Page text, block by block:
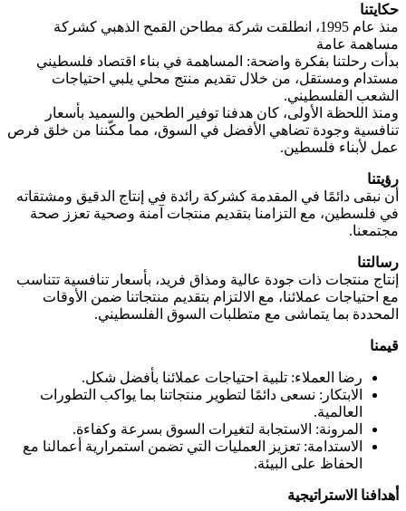
حكايتنا
منذ عام 1995، انطلقت شركة مطاحن القمح الذهبي كشركة
مساهمة عامة
بدأت رحلتنا بفكرة واضحة: المساهمة في بناء اقتصاد فلسطيني
مستدام ومستقل، من خلال تقديم منتج محلي يلبي احتياجات
الشعب الفلسطيني.
ومنذ اللحظة الأولى، كان هدفنا توفير الطحين والسميد بأسعار
تنافسية وجودة تضاهي الأفضل في السوق، مما مكّننا من خلق فرص
عمل لأبناء فلسطين.
رؤيتنا
أن نبقى دائمًا في المقدمة كشركة رائدة في إنتاج الدقيق ومشتقاته
في فلسطين، مع التزامنا بتقديم منتجات آمنة وصحية تعزز صحة
مجتمعنا.
رسالتنا
إنتاج منتجات ذات جودة عالية ومذاق فريد، بأسعار تنافسية تتناسب
مع احتياجات عملائنا، مع الالتزام بتقديم منتجاتنا ضمن الأوقات
المحددة بما يتماشى مع متطلبات السوق الفلسطيني.
قيمنا
رضا العملاء: تلبية احتياجات عملائنا بأفضل شكل.
الابتكار: نسعى دائمًا لتطوير منتجاتنا بما يواكب التطورات
العالمية.
المرونة: الاستجابة لتغيرات السوق بسرعة وكفاءة.
الاستدامة: تعزيز العمليات التي تضمن استمرارية أعمالنا مع
الحفاظ على البيئة.
أهدافنا الاستراتيجية